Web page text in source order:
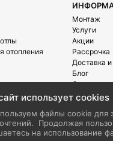
отопления
Монтаж
Услуги
Акции
Рассрочка
Доставка и
Блог
О компании
Контакты
использует cookies
файлы cookie для
Продолжая
на использование